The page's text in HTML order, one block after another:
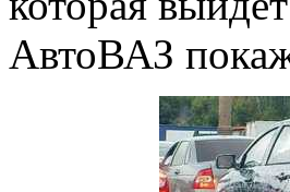
АвтоВАЗ